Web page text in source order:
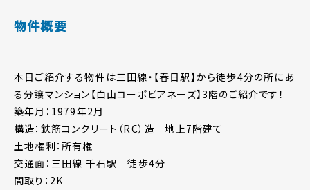
物件概要
本日ご紹介する物件は三田線・【春日駅】から徒歩4分の所にあ
る分譲マンション【白山コーポビアネーズ】3階のご紹介です！
築年月：1979年2月
構造：鉄筋コンクリート（RC）造 地上7階建て
土地権利：所有権
交通面：三田線 千石駅 徒歩4分
間取り：2K